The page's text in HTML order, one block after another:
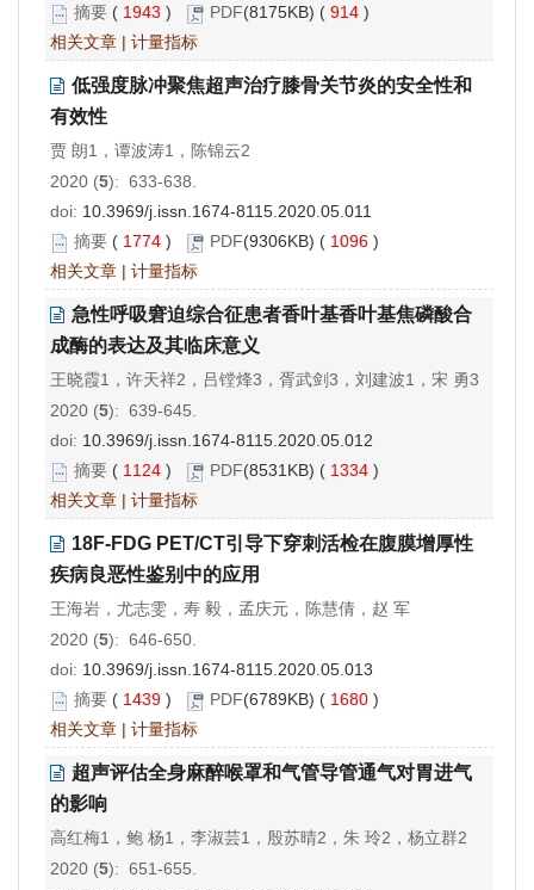
摘要 ( 1943 ) PDF(8175KB) ( 914 )
相关文章 | 计量指标
低强度脉冲聚焦超声治疗膝骨关节炎的安全性和
有效性
贾 朗1，谭波涛1，陈锦云2
2020 (5): 633-638.
doi: 10.3969/j.issn.1674-8115.2020.05.011
摘要 ( 1774 ) PDF(9306KB) ( 1096 )
相关文章 | 计量指标
急性呼吸窘迫综合征患者香叶基香叶基焦磷酸合
成酶的表达及其临床意义
王晓霞1，许天祥2，吕镗烽3，胥武剑3，刘建波1，宋 勇3
2020 (5): 639-645.
doi: 10.3969/j.issn.1674-8115.2020.05.012
摘要 ( 1124 ) PDF(8531KB) ( 1334 )
相关文章 | 计量指标
18F-FDG PET/CT引导下穿刺活检在腹膜增厚性
疾病良恶性鉴别中的应用
王海岩，尤志雯，寿 毅，孟庆元，陈慧倩，赵 军
2020 (5): 646-650.
doi: 10.3969/j.issn.1674-8115.2020.05.013
摘要 ( 1439 ) PDF(6789KB) ( 1680 )
相关文章 | 计量指标
超声评估全身麻醉喉罩和气管导管通气对胃进气
的影响
高红梅1，鲍 杨1，李淑芸1，殷苏晴2，朱 玲2，杨立群2
2020 (5): 651-655.